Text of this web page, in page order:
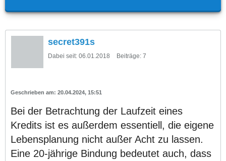
secret391s
Dabei seit: 06.01.2018 Beiträge: 7
20.04.2024, 15:51
Bei der Betrachtung der Laufzeit eines
Kredits ist es außerdem essentiell, die eigene
Lebensplanung nicht außer Acht zu lassen.
Eine 20-jährige Bindung bedeutet auch, dass